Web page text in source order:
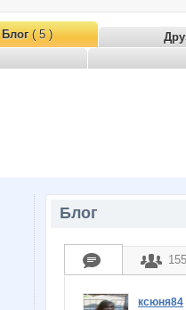
Блог( 5 )
Блог
155
ксюня84